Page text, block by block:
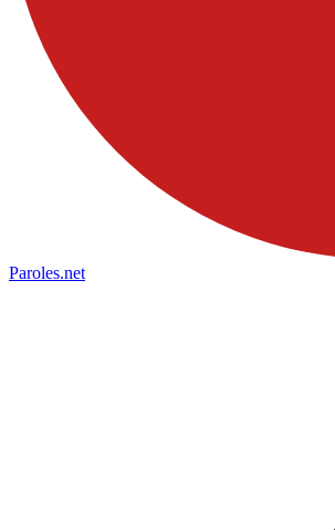
Paroles.net